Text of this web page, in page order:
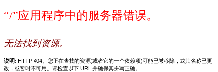
“/”应用程序中的服务器错误。
无法找到资源。
说明: HTTP 404。您正在查找的资源(或者它的一个依赖项)可能已被移除，或其名称已更
改，或暂时不可用。请检查以下 URL 并确保其拼写正确。